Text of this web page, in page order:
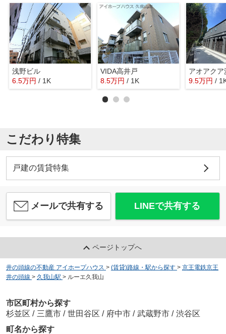
浅野ビル
6.5万円 / 1K
VIDA高井戸
8.5万円 / 1K
アオアクア
9.5万円 /
こだわり特集
戸建の賃貸特集
メールで共有する LINEで共有する
ページトップへ
井の頭線の不動産 アイホープハウス > (賃貸)路線・駅から探す > 京王電鉄京王
井の頭線 > 久我山駅 > ルーエ久我山
市区町村から探す
杉並区 / 三鷹市 / 世田谷区 / 府中市 / 武蔵野市 / 渋谷区
町名から探す